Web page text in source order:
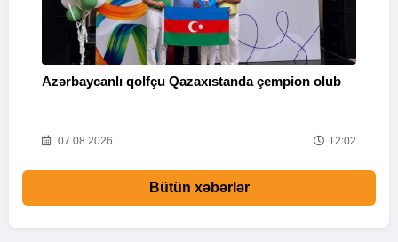
Azərbaycanlı qolfçu Qazaxıstanda çempion olub
07.08.2026 12:02
Bütün xəbərlər